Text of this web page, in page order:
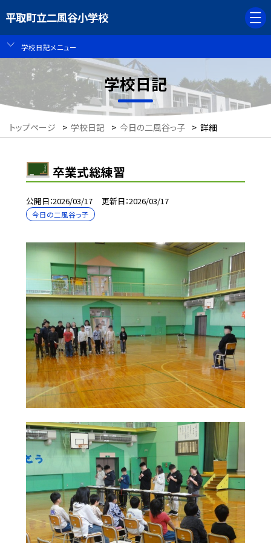
平取町立二風谷小学校
学校日記メニュー
学校日記
トップページ > 学校日記 > 今日の二風谷っ子 > 詳細
卒業式総練習
公開日 2026/03/17 更新日 2026/03/17
今日の二風谷っ子